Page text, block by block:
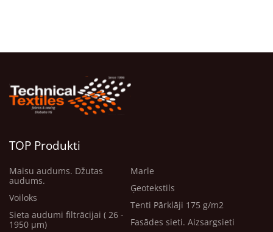
TOP Produkti
Maisu audums. Džutas
audums.
Voiloks
Sieta audumi filtrācijai ( 26 -
1950 μm)
Marle
Ģeotekstils
Tenti Pārklāji 175 g/m2
Fasādes sieti. Aizsargsieti